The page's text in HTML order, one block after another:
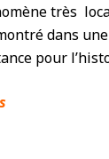
très
dans une
pour